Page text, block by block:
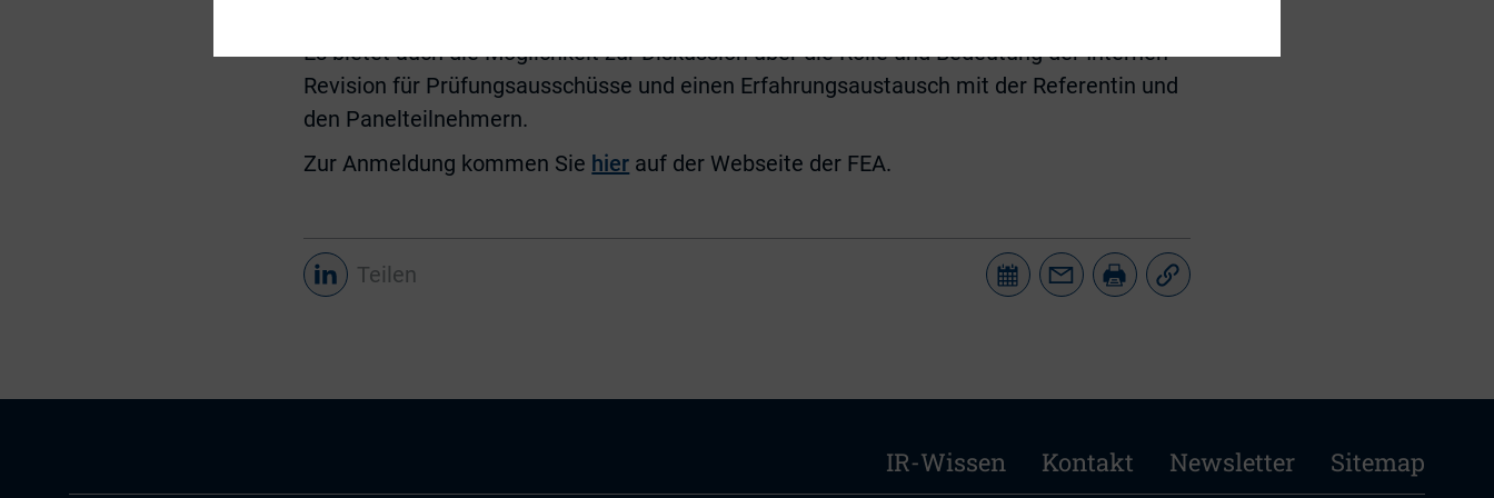
Es bietet auch die Möglichkeit zur Diskussion über die Rolle und Bedeutung der Internen
Revision für Prüfungsausschüsse und einen Erfahrungsaustausch mit der Referentin und
den Panelteilnehmern.
Zur Anmeldung kommen Sie hier auf der Webseite der FEA.
Teilen
IR-Wissen Kontakt Newsletter Sitemap